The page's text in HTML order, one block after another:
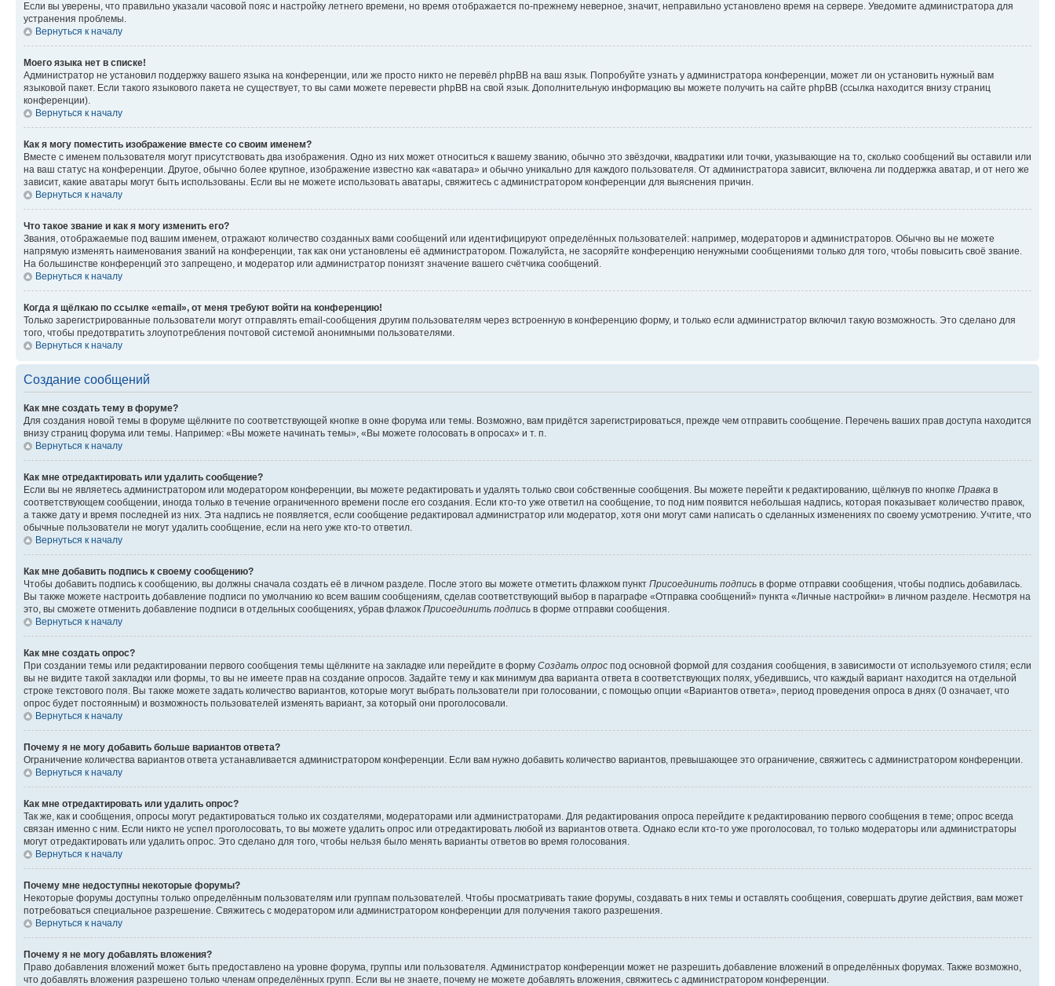
Если вы уверены, что правильно указали часовой пояс и настройку летнего времени, но время отображается по-прежнему неверное, значит, неправильно установлено время на сервере. Уведомите администратора для
устранения проблемы.
Вернуться к началу
Моего языка нет в списке!
Администратор не установил поддержку вашего языка на конференции, или же просто никто не перевёл phpBB на ваш язык. Попробуйте узнать у администратора конференции, может ли он установить нужный вам
языковой пакет. Если такого языкового пакета не существует, то вы сами можете перевести phpBB на свой язык. Дополнительную информацию вы можете получить на сайте phpBB (ссылка находится внизу страниц
конференции).
Вернуться к началу
Как я могу поместить изображение вместе со своим именем?
Вместе с именем пользователя могут присутствовать два изображения. Одно из них может относиться к вашему званию, обычно это звёздочки, квадратики или точки, указывающие на то, сколько сообщений вы оставили или
на ваш статус на конференции. Другое, обычно более крупное, изображение известно как «аватара» и обычно уникально для каждого пользователя. От администратора зависит, включена ли поддержка аватар, и от него же
зависит, какие аватары могут быть использованы. Если вы не можете использовать аватары, свяжитесь с администратором конференции для выяснения причин.
Вернуться к началу
Что такое звание и как я могу изменить его?
Звания, отображаемые под вашим именем, отражают количество созданных вами сообщений или идентифицируют определённых пользователей: например, модераторов и администраторов. Обычно вы не можете
напрямую изменять наименования званий на конференции, так как они установлены её администратором. Пожалуйста, не засоряйте конференцию ненужными сообщениями только для того, чтобы повысить своё звание.
На большинстве конференций это запрещено, и модератор или администратор понизят значение вашего счётчика сообщений.
Вернуться к началу
Когда я щёлкаю по ссылке «email», от меня требуют войти на конференцию!
Только зарегистрированные пользователи могут отправлять email-сообщения другим пользователям через встроенную в конференцию форму, и только если администратор включил такую возможность. Это сделано для
того, чтобы предотвратить злоупотребления почтовой системой анонимными пользователями.
Вернуться к началу
Создание сообщений
Как мне создать тему в форуме?
Для создания новой темы в форуме щёлкните по соответствующей кнопке в окне форума или темы. Возможно, вам придётся зарегистрироваться, прежде чем отправить сообщение. Перечень ваших прав доступа находится
внизу страниц форума или темы. Например: «Вы можете начинать темы», «Вы можете голосовать в опросах» и т. п.
Вернуться к началу
Как мне отредактировать или удалить сообщение?
Если вы не являетесь администратором или модератором конференции, вы можете редактировать и удалять только свои собственные сообщения. Вы можете перейти к редактированию, щёлкнув по кнопке Правка в
соответствующем сообщении, иногда только в течение ограниченного времени после его создания. Если кто-то уже ответил на сообщение, то под ним появится небольшая надпись, которая показывает количество правок,
а также дату и время последней из них. Эта надпись не появляется, если сообщение редактировал администратор или модератор, хотя они могут сами написать о сделанных изменениях по своему усмотрению. Учтите, что
обычные пользователи не могут удалить сообщение, если на него уже кто-то ответил.
Вернуться к началу
Как мне добавить подпись к своему сообщению?
Чтобы добавить подпись к сообщению, вы должны сначала создать её в личном разделе. После этого вы можете отметить флажком пункт Присоединить подпись в форме отправки сообщения, чтобы подпись добавилась.
Вы также можете настроить добавление подписи по умолчанию ко всем вашим сообщениям, сделав соответствующий выбор в параграфе «Отправка сообщений» пункта «Личные настройки» в личном разделе. Несмотря на
это, вы сможете отменить добавление подписи в отдельных сообщениях, убрав флажок Присоединить подпись в форме отправки сообщения.
Вернуться к началу
Как мне создать опрос?
При создании темы или редактировании первого сообщения темы щёлкните на закладке или перейдите в форму Создать опрос под основной формой для создания сообщения, в зависимости от используемого стиля; если
вы не видите такой закладки или формы, то вы не имеете прав на создание опросов. Задайте тему и как минимум два варианта ответа в соответствующих полях, убедившись, что каждый вариант находится на отдельной
строке текстового поля. Вы также можете задать количество вариантов, которые могут выбрать пользователи при голосовании, с помощью опции «Вариантов ответа», период проведения опроса в днях (0 означает, что
опрос будет постоянным) и возможность пользователей изменять вариант, за который они проголосовали.
Вернуться к началу
Почему я не могу добавить больше вариантов ответа?
Ограничение количества вариантов ответа устанавливается администратором конференции. Если вам нужно добавить количество вариантов, превышающее это ограничение, свяжитесь с администратором конференции.
Вернуться к началу
Как мне отредактировать или удалить опрос?
Так же, как и сообщения, опросы могут редактироваться только их создателями, модераторами или администраторами. Для редактирования опроса перейдите к редактированию первого сообщения в теме; опрос всегда
связан именно с ним. Если никто не успел проголосовать, то вы можете удалить опрос или отредактировать любой из вариантов ответа. Однако если кто-то уже проголосовал, то только модераторы или администраторы
могут отредактировать или удалить опрос. Это сделано для того, чтобы нельзя было менять варианты ответов во время голосования.
Вернуться к началу
Почему мне недоступны некоторые форумы?
Некоторые форумы доступны только определённым пользователям или группам пользователей. Чтобы просматривать такие форумы, создавать в них темы и оставлять сообщения, совершать другие действия, вам может
потребоваться специальное разрешение. Свяжитесь с модератором или администратором конференции для получения такого разрешения.
Вернуться к началу
Почему я не могу добавлять вложения?
Право добавления вложений может быть предоставлено на уровне форума, группы или пользователя. Администратор конференции может не разрешить добавление вложений в определённых форумах. Также возможно,
что добавлять вложения разрешено только членам определённых групп. Если вы не знаете, почему не можете добавлять вложения, свяжитесь с администратором конференции.